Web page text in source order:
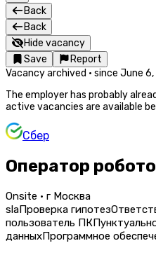
Back
Back
Hide vacancy
Save
Report
Vacancy archived · since June
The employer has probably
active vacancies are available
Сбер
Оператор
Onsite · г Москва
slaПроверка гипотез
пользователь ПК
данныхПрограммное